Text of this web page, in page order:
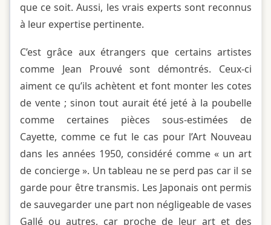
que ce soit. Aussi, les vrais experts sont reconnus
à leur expertise pertinente.
C’est grâce aux étrangers que certains artistes
comme Jean Prouvé sont démontrés. Ceux-ci
aiment ce qu’ils achètent et font monter les cotes
de vente ; sinon tout aurait été jeté à la poubelle
comme certaines pièces sous-estimées de
Cayette, comme ce fut le cas pour l’Art Nouveau
dans les années 1950, considéré comme « un art
de concierge ». Un tableau ne se perd pas car il se
garde pour être transmis. Les Japonais ont permis
de sauvegarder une part non négligeable de vases
Gallé ou autres, car proche de leur art et des